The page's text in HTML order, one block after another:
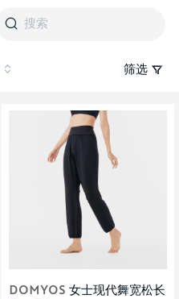
搜索
筛选
DOMYOS 女士现代舞宽松长